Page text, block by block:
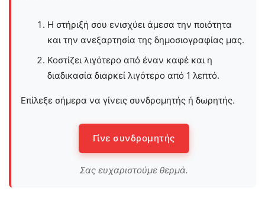
Η στήριξή σου ενισχύει άμεσα την ποιότητα
και την ανεξαρτησία της δημοσιογραφίας μας.
Κοστίζει λιγότερο από έναν καφέ και η
διαδικασία διαρκεί λιγότερο από 1 λεπτό.
Επίλεξε σήμερα να γίνεις συνδρομητής ή δωρητής.
Γίνε συνδρομητής
Σας ευχαριστούμε θερμά.